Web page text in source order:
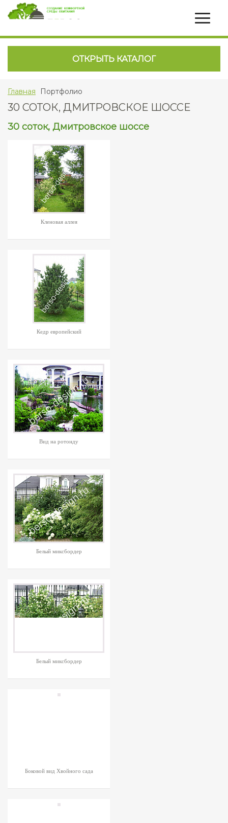
ОТКРЫТЬ КАТАЛОГ
Главная Портфолио
30 СОТОК, ДМИТРОВСКОЕ ШОССЕ
30 соток, Дмитровское шоссе
Кленовая аллея
Кедр европейский
Вид на ротонду
Белый миксбордер
Белый миксбордер
Боковой вид Хвойного сада